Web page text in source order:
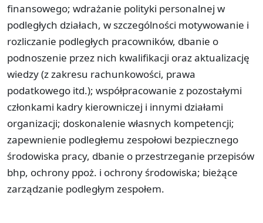
finansowego; wdrażanie polityki personalnej w
podległych działach, w szczególności motywowanie i
rozliczanie podległych pracowników, dbanie o
podnoszenie przez nich kwalifikacji oraz aktualizację
wiedzy (z zakresu rachunkowości, prawa
podatkowego itd.); współpracowanie z pozostałymi
członkami kadry kierowniczej i innymi działami
organizacji; doskonalenie własnych kompetencji;
zapewnienie podległemu zespołowi bezpiecznego
środowiska pracy, dbanie o przestrzeganie przepisów
bhp, ochrony ppoż. i ochrony środowiska; bieżące
zarządzanie podległym zespołem.